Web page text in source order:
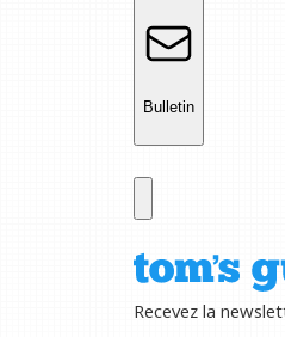
Bulletin
Recevez la